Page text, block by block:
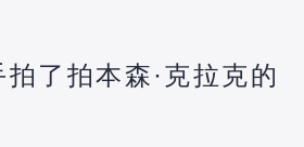
了拍本森·克拉克的